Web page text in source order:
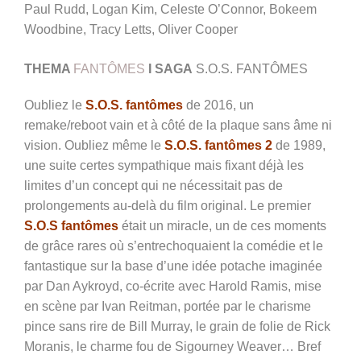
Paul Rudd, Logan Kim, Celeste O’Connor, Bokeem
Woodbine, Tracy Letts, Oliver Cooper
THEMA FANTÔMES I SAGA S.O.S. FANTÔMES
Oubliez le S.O.S. fantômes de 2016, un
remake/reboot vain et à côté de la plaque sans âme ni
vision. Oubliez même le S.O.S. fantômes 2 de 1989,
une suite certes sympathique mais fixant déjà les
limites d’un concept qui ne nécessitait pas de
prolongements au-delà du film original. Le premier
S.O.S fantômes était un miracle, un de ces moments
de grâce rares où s’entrechoquaient la comédie et le
fantastique sur la base d’une idée potache imaginée
par Dan Aykroyd, co-écrite avec Harold Ramis, mise
en scène par Ivan Reitman, portée par le charisme
pince sans rire de Bill Murray, le grain de folie de Rick
Moranis, le charme fou de Sigourney Weaver… Bref